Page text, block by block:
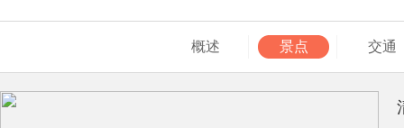
概述 景点 交通